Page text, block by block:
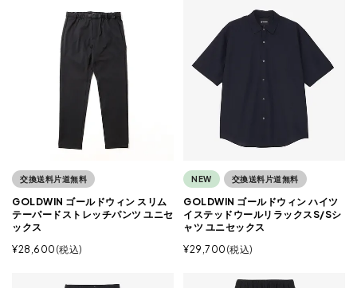
交換送料片道無料
GOLDWIN ゴールドウィン スリム
テーパードストレッチパンツ ユニセ
ックス
¥28,600 税込
NEW 交換送料片道無料
GOLDWIN ゴールドウィン ハイツ
イステッドウールリラックスS/Sシ
ャツ ユニセックス
¥29,700 税込